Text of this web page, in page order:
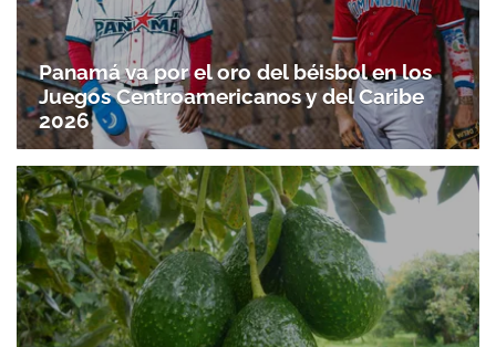
Panamá va por el oro del béisbol en los
Juegos Centroamericanos y del Caribe
2026